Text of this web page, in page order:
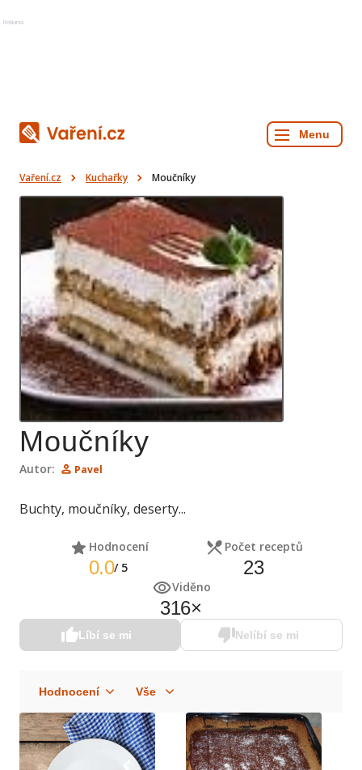
Reklama
Vaření.cz Kuchařky Moučníky
Moučníky
Autor: Pavel
Buchty, moučníky, deserty...
Hodnocení
0.0/ 5
Počet receptů
23
Viděno
316×
Líbí se mi Nelíbí se mi